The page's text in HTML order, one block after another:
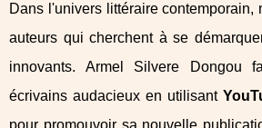
Dans l'univers littéraire contemporain,
auteurs qui cherchent à se
innovants. Armel Silvere Dongou
écrivains audacieux en utilisant